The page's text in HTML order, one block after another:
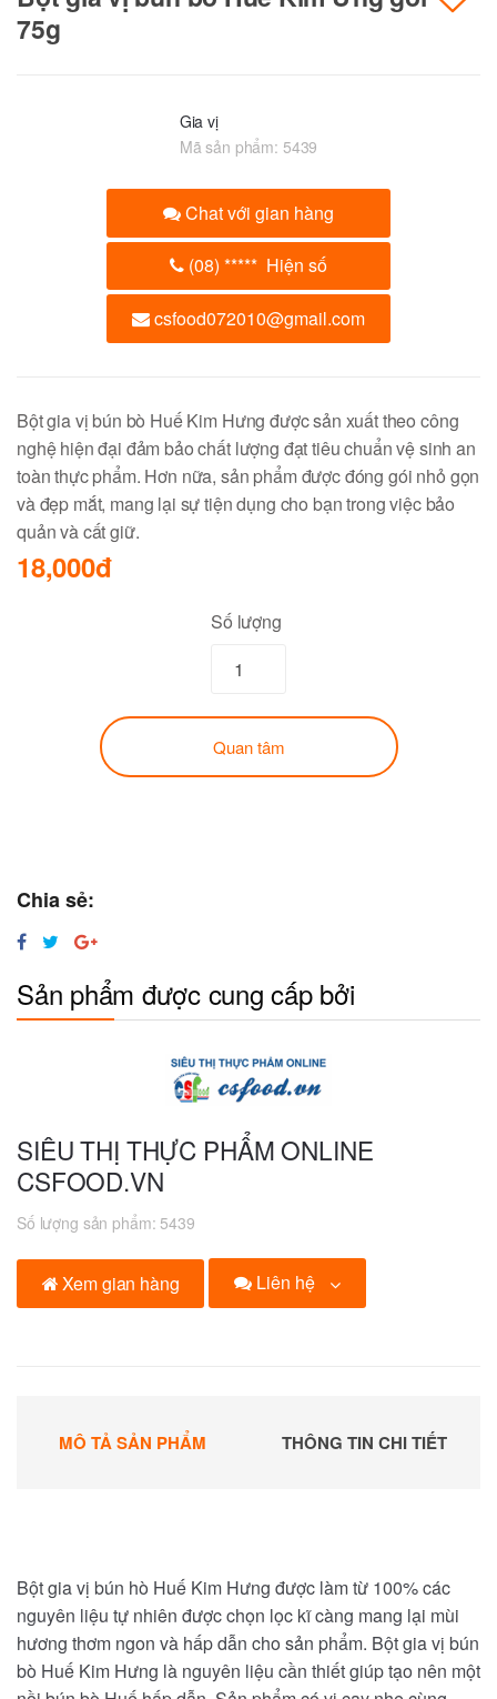
75g
Gia vị
Mã sản phẩm: 5439
Chat với gian hàng
(08) ***** Hiện số
csfood072010@gmail.com
Bột gia vị bún bò Huế Kim Hưng được sản xuất theo công
nghệ hiện đại đảm bảo chất lượng đạt tiêu chuẩn vệ sinh an
toàn thực phẩm. Hơn nữa, sản phẩm được đóng gói nhỏ gọn
và đẹp mắt, mang lại sự tiện dụng cho bạn trong việc bảo
quản và cất giữ.
18,000đ
Số lượng
Quan tâm
Chia sẻ:
Sản phẩm được cung cấp bởi
SIÊU THỊ THỰC PHẨM ONLINE
CSFOOD.VN
Số lượng sản phẩm:5439
Xem gian hàng Liên hệ
MÔ TẢ SẢN PHẨM THÔNG TIN CHI TIẾT
Bột gia vị bún hò Huế Kim Hưng được làm từ 100% các
nguyên liệu tự nhiên được chọn lọc kĩ càng mang lại mùi
hương thơm ngon và hấp dẫn cho sản phẩm. Bột gia vị bún
bò Huế Kim Hưng là nguyên liệu cần thiết giúp tạo nên một